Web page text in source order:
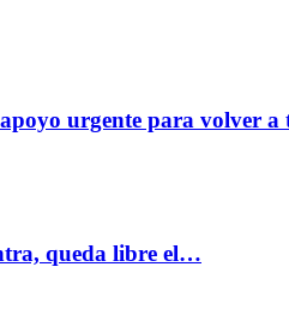
apoyo urgente para volver
queda libre el…